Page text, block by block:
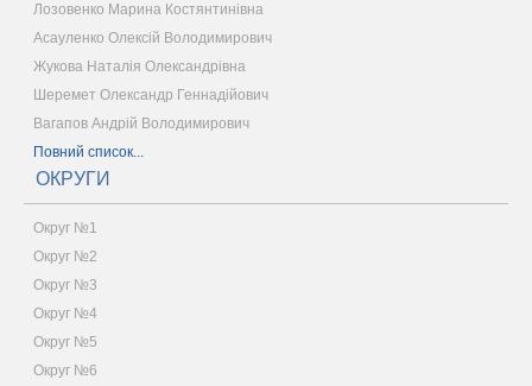
Лозовенко Марина Костянтинівна
Асауленко Олексій Володимирович
Жукова Наталія Олександрівна
Шеремет Олександр Геннадійович
Вагапов Андрій Володимирович
Повний список...
ОКРУГИ
Округ №1
Округ №2
Округ №3
Округ №4
Округ №5
Округ №6